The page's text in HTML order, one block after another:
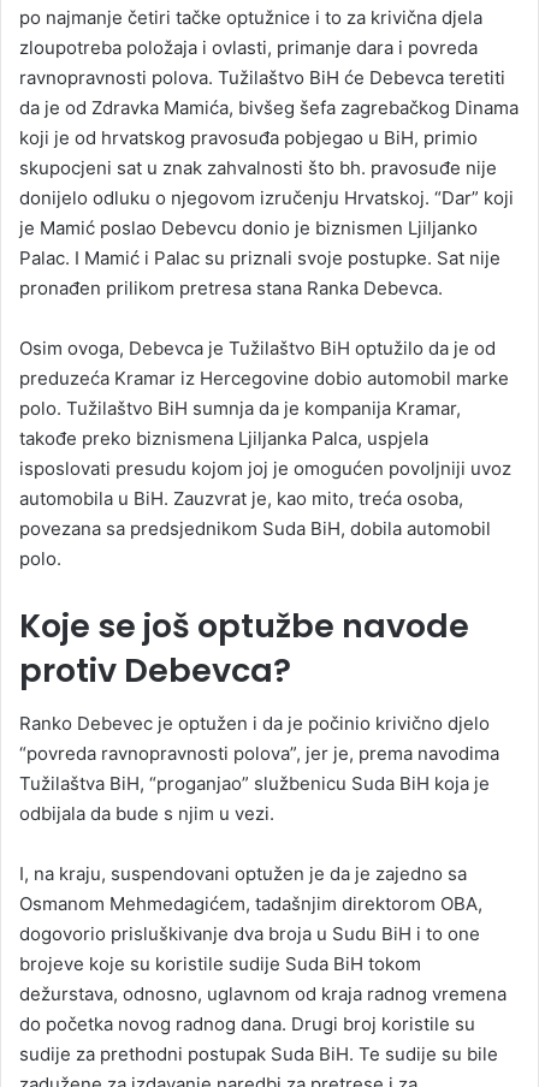
po najmanje četiri tačke optužnice i to za krivična djela
zloupotreba položaja i ovlasti, primanje dara i povreda
ravnopravnosti polova. Tužilaštvo BiH će Debevca teretiti
da je od Zdravka Mamića, bivšeg šefa zagrebačkog Dinama
koji je od hrvatskog pravosuđa pobjegao u BiH, primio
skupocjeni sat u znak zahvalnosti što bh. pravosuđe nije
donijelo odluku o njegovom izručenju Hrvatskoj. “Dar” koji
je Mamić poslao Debevcu donio je biznismen Ljiljanko
Palac. I Mamić i Palac su priznali svoje postupke. Sat nije
pronađen prilikom pretresa stana Ranka Debevca.
Osim ovoga, Debevca je Tužilaštvo BiH optužilo da je od
preduzeća Kramar iz Hercegovine dobio automobil marke
polo. Tužilaštvo BiH sumnja da je kompanija Kramar,
takođe preko biznismena Ljiljanka Palca, uspjela
isposlovati presudu kojom joj je omogućen povoljniji uvoz
automobila u BiH. Zauzvrat je, kao mito, treća osoba,
povezana sa predsjednikom Suda BiH, dobila automobil
polo.
Koje se još optužbe navode
protiv Debevca?
Ranko Debevec je optužen i da je počinio krivično djelo
“povreda ravnopravnosti polova”, jer je, prema navodima
Tužilaštva BiH, “proganjao” službenicu Suda BiH koja je
odbijala da bude s njim u vezi.
I, na kraju, suspendovani optužen je da je zajedno sa
Osmanom Mehmedagićem, tadašnjim direktorom OBA,
dogovorio prisluškivanje dva broja u Sudu BiH i to one
brojeve koje su koristile sudije Suda BiH tokom
dežurstava, odnosno, uglavnom od kraja radnog vremena
do početka novog radnog dana. Drugi broj koristile su
sudije za prethodni postupak Suda BiH. Te sudije su bile